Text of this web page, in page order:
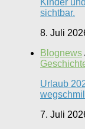
Kinder
sichtbar.
8. Juli
Blognews
Urlaub
7. Juli